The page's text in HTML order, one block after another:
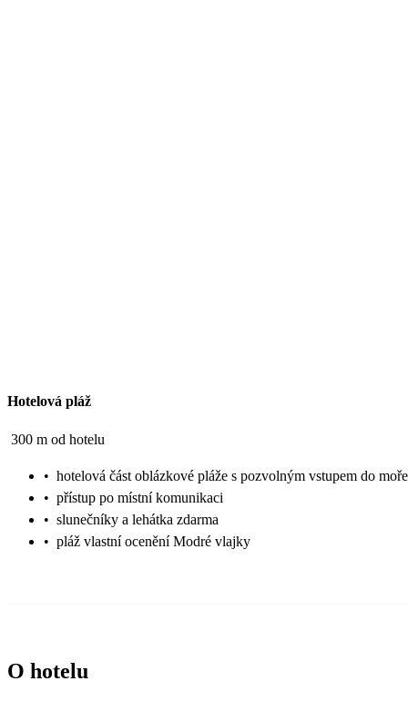
Hotelová pláž
300 m od hotelu
• hotelová část oblázkové pláže s pozvolným vstupem do moře
• přístup po místní komunikaci
• slunečníky a lehátka zdarma
• pláž vlastní ocenění Modré vlajky
O hotelu